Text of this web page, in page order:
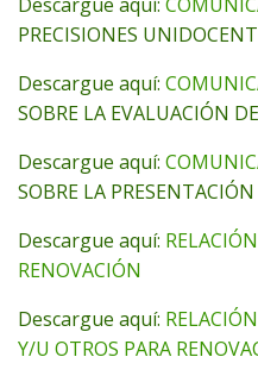
PRECISIONES
Descargue aquí:
SOBRE LA EVALUACIÓN
Descargue aquí:
SOBRE LA
Descargue aquí:
RENOVACIÓN
Descargue aquí:
Y/U OTROS PARA